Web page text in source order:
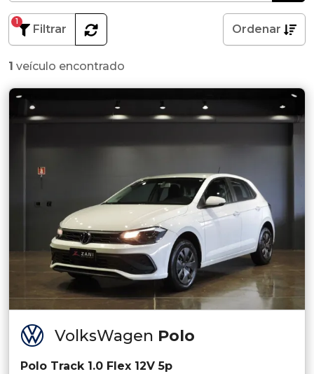
Filtrar
1
Ordenar
1 veículo encontrado
VolksWagen Polo
Polo Track 1.0 Flex 12V 5p